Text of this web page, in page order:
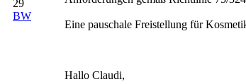
29
BW
Eine pauschale Freistellung für
Hallo Claudi,